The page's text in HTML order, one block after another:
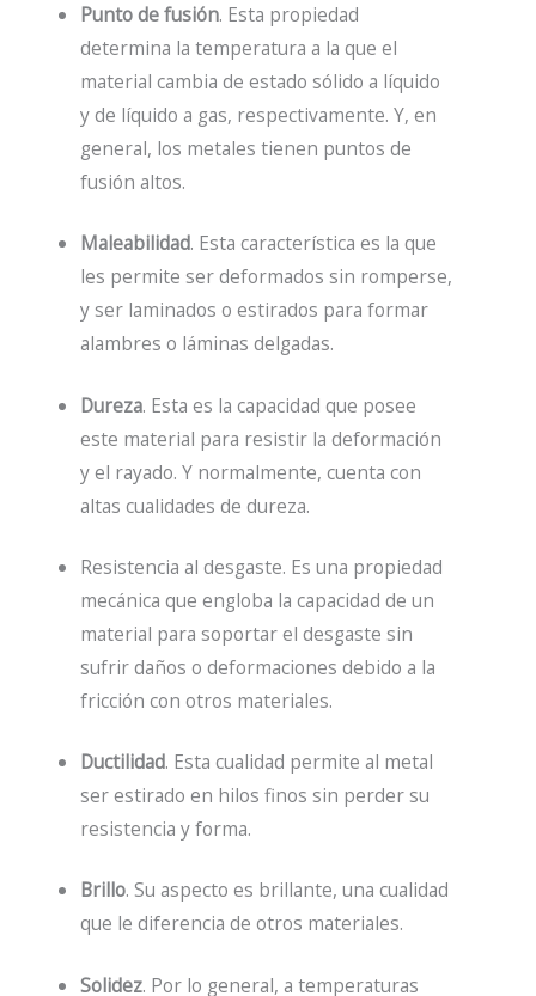
Punto de fusión. Esta propiedad
determina la temperatura a la que el
material cambia de estado sólido a líquido
y de líquido a gas, respectivamente. Y, en
general, los metales tienen puntos de
fusión altos.
Maleabilidad. Esta característica es la que
les permite ser deformados sin romperse,
y ser laminados o estirados para formar
alambres o láminas delgadas.
Dureza. Esta es la capacidad que posee
este material para resistir la deformación
y el rayado. Y normalmente, cuenta con
altas cualidades de dureza.
Resistencia al desgaste. Es una propiedad
mecánica que engloba la capacidad de un
material para soportar el desgaste sin
sufrir daños o deformaciones debido a la
fricción con otros materiales.
Ductilidad. Esta cualidad permite al metal
ser estirado en hilos finos sin perder su
resistencia y forma.
Brillo. Su aspecto es brillante, una cualidad
que le diferencia de otros materiales.
Solidez. Por lo general, a temperaturas